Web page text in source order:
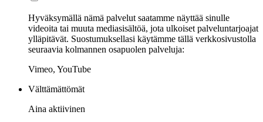
Hyväksymällä nämä palvelut saatamme näyttää sinulle
videoita tai muuta mediasisältöä, jota ulkoiset palveluntarjoajat
ylläpitävät. Suostumuksellasi käytämme tällä verkkosivustolla
seuraavia kolmannen osapuolen palveluja:
Vimeo, YouTube
Välttämättömät
Aina aktiivinen